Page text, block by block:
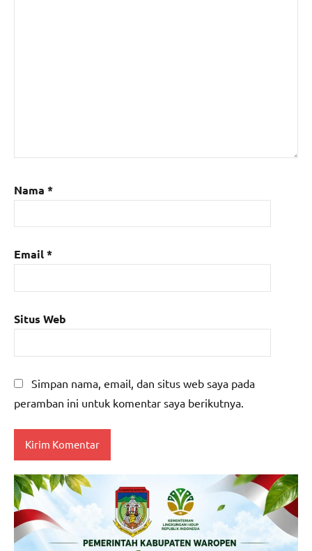
Nama *
Email*
Situs Web
Simpan nama, email, dan situs web saya pada
peramban ini untuk komentar saya berikutnya.